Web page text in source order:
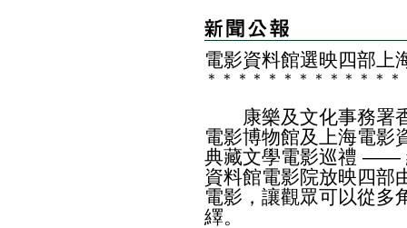
電影資料館選映四部上
＊ ＊ ＊ ＊ ＊ ＊ ＊ ＊ ＊ ＊ ＊ ＊ ＊
康樂及文化事務署香
電影博物館及上海電影
典藏文學電影巡禮 ——
資料館電影院放映四部
電影，讓觀眾可以從多
繹。